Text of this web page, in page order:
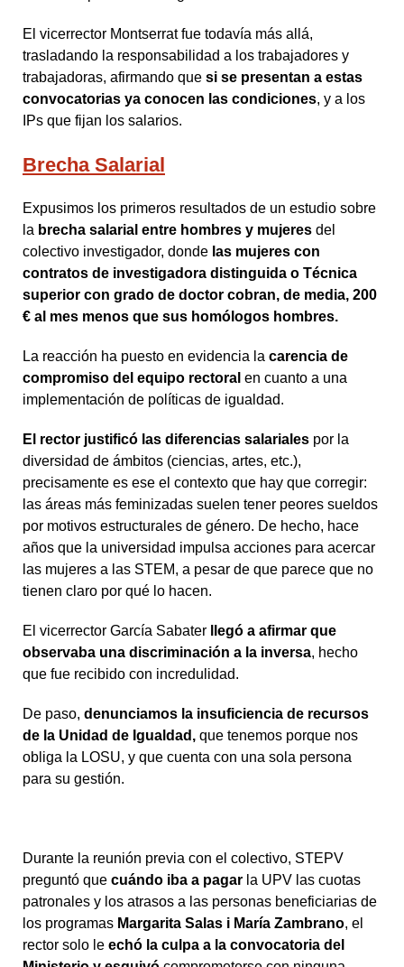
El vicerrector Montserrat fue todavía más allá,
trasladando la responsabilidad a los trabajadores y
trabajadoras, afirmando que si se presentan a estas
convocatorias ya conocen las condiciones, y a los
IPs que fijan los salarios.
Brecha Salarial
Expusimos los primeros resultados de un estudio sobre
la brecha salarial entre hombres y mujeres del
colectivo investigador, donde las mujeres con
contratos de investigadora distinguida o Técnica
superior con grado de doctor cobran, de media, 200
€ al mes menos que sus homólogos hombres.
La reacción ha puesto en evidencia la carencia de
compromiso del equipo rectoral en cuanto a una
implementación de políticas de igualdad.
El rector justificó las diferencias salariales por la
diversidad de ámbitos (ciencias, artes, etc.),
precisamente es ese el contexto que hay que corregir:
las áreas más feminizadas suelen tener peores sueldos
por motivos estructurales de género. De hecho, hace
años que la universidad impulsa acciones para acercar
las mujeres a las STEM, a pesar de que parece que no
tienen claro por qué lo hacen.
El vicerrector García Sabater
llegó a afirmar que
observaba una discriminación a la inversa, hecho
que fue recibido con incredulidad.
De paso, denunciamos la insuficiencia de recursos
de la Unidad de Igualdad, que tenemos porque nos
obliga la LOSU, y que cuenta con una sola persona
para su gestión.
Durante la reunión previa con el colectivo, STEPV
preguntó que cuándo iba a pagar la UPV las cuotas
patronales y los atrasos a las personas beneficiarias de
los programas Margarita Salas i María Zambrano, el
rector solo le echó la culpa a la convocatoria del